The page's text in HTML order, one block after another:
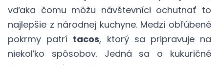
vďaka čomu môžu návštevníci ochutnať to
najlepšie z národnej kuchyne. Medzi obľúbené
pokrmy patrí tacos, ktorý sa pripravuje na
niekoľko spôsobov. Jedná sa o kukuričné